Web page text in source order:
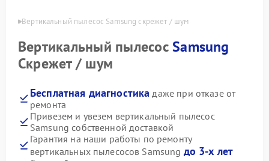
Вертикальный пылесос Samsung скрежет / шум
Вертикальный пылесосSamsung
Скрежет / шум
Бесплатная диагностика даже при отказе от
ремонта
Привезем и увезем вертикальный пылесос
Samsung собственной доставкой
Гарантия на наши работы по ремонту
вертикальных пылесосов Samsung до 3-х лет